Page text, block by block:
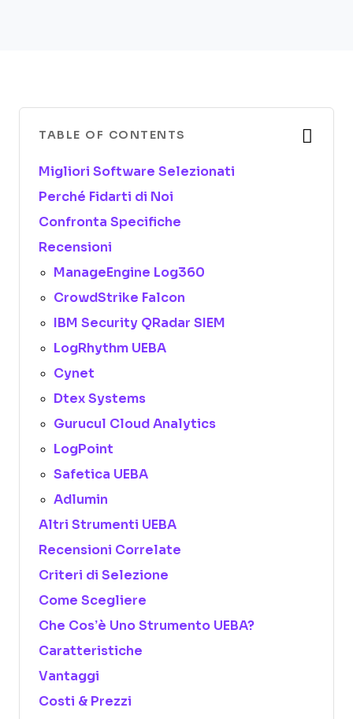
TABLE OF CONTENTS
Migliori Software Selezionati
Perché Fidarti di Noi
Confronta Specifiche
Recensioni
ManageEngine Log360
CrowdStrike Falcon
IBM Security QRadar SIEM
LogRhythm UEBA
Cynet
Dtex Systems
Gurucul Cloud Analytics
LogPoint
Safetica UEBA
Adlumin
Altri Strumenti UEBA
Recensioni Correlate
Criteri di Selezione
Come Scegliere
Che Cos’è Uno Strumento UEBA?
Caratteristiche
Vantaggi
Costi & Prezzi